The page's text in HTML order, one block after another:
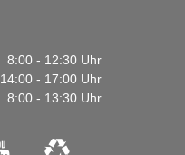
8:00 - 12:30 Uhr
14:00 - 17:00 Uhr
8:00 - 13:30 Uhr